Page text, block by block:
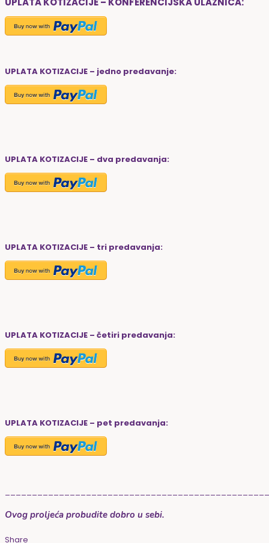
UPLATA KOTIZACIJE – jedno predavanje:
UPLATA KOTIZACIJE – dva predavanja:
UPLATA KOTIZACIJE – tri predavanja:
UPLATA KOTIZACIJE – četiri predavanja:
UPLATA KOTIZACIJE – pet predavanja:
Ovog proljeća probudite dobro u sebi.
Share